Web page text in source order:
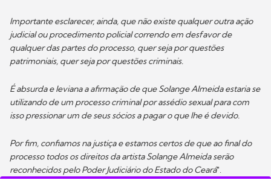
Importante esclarecer, ainda, que não existe qualquer outra ação
judicial ou procedimento policial correndo em desfavor de
qualquer das partes do processo, quer seja por questões
patrimoniais, quer seja por questões criminais.
É absurda e leviana a afirmação de que Solange Almeida estaria se
utilizando de um processo criminal por assédio sexual para com
isso pressionar um de seus sócios a pagar o que lhe é devido.
Por fim, confiamos na justiça e estamos certos de que ao final do
processo todos os direitos da artista Solange Almeida serão
reconhecidos pelo Poder Judiciário do Estado do Ceará".